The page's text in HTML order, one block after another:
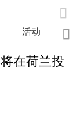

活动 业

在荷兰投